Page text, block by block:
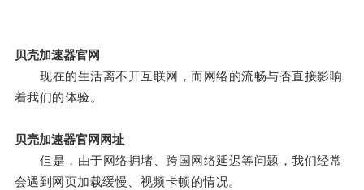
贝壳加速器官网
现在的生活离不开互联网，而网络的流畅与否直接影响
着我们的体验。
贝壳加速器官网网址
但是，由于网络拥堵、跨国网络延迟等问题，我们经常
会遇到网页加载缓慢、视频卡顿的情况。